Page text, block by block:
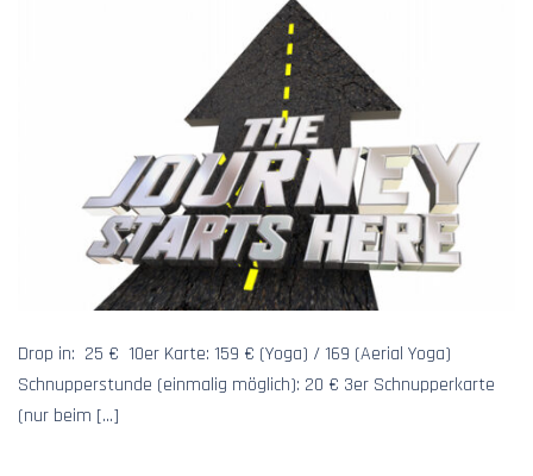
Drop in: 25 € 10er Karte: 159 € (Yoga) / 169 (Aerial Yoga)
Schnupperstunde (einmalig möglich): 20 € 3er Schnupperkarte
(nur beim […]